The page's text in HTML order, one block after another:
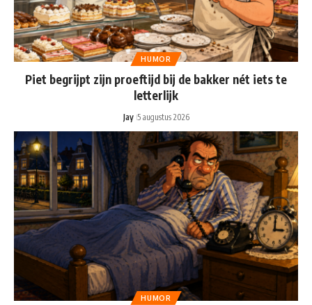
HUMOR
Piet begrijpt zijn proeftijd bij de bakker nét iets te
letterlijk
Jay 5 augustus 2026
HUMOR